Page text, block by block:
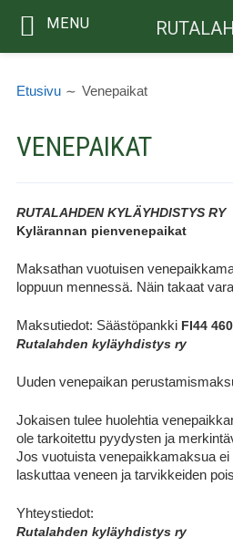
sisältöön
Etusivu Venepaikat
VENEPAIKAT
RUTALAHDEN KYLÄYHDISTYS RY
Kylärannan pienvenepaikat
Maksathan vuotuisen
loppuun mennessä. Näin takaat
Maksutiedot: Säästöpankki FI44
Rutalahden kyläyhdistys ry
Uuden venepaikan
Jokaisen tulee huolehtia
ole tarkoitettu pyydysten ja
Jos vuotuista venepaikkamaksua
laskuttaa veneen ja tarvikkeiden
Yhteystiedot:
Rutalahden kyläyhdistys ry
MENU